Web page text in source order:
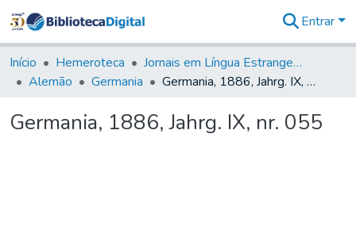
&
Coleções
Tudo na
Digital
Entrar
Início Hemeroteca
Jornais em Língua Estrangeira
Alemão
Germania Germania, 1886, Jahrg. IX, nr. 055
Germania, 1886, Jahrg. IX, nr. 055